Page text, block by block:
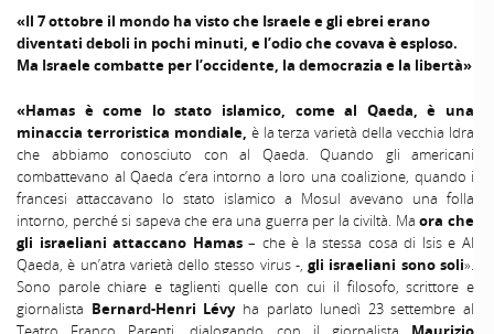
«Il 7 ottobre il mondo ha visto che Israele e gli ebrei erano
diventati deboli in pochi minuti, e l’odio che covava è esploso.
Ma Israele combatte per l’occidente, la democrazia e la libertà»
«Hamas è come lo stato islamico, come al Qaeda, è una
minaccia terroristica mondiale, è la terza varietà della vecchia Idra
che abbiamo conosciuto con al Qaeda. Quando gli americani
combattevano al Qaeda c’era intorno a loro una coalizione, quando i
francesi attaccavano lo stato islamico a Mosul avevano una folla
intorno, perché si sapeva che era una guerra per la civiltà. Maora che
gli israeliani attaccano Hamas– che è la stessa cosa di Isis e Al
Qaeda, è un’atra varietà dello stesso virus -,gli israeliani sono soli».
Sono parole chiare e taglienti quelle con cui il filosofo, scrittore e
giornalista Bernard-Henri Lévyha parlato lunedì 23 settembre al